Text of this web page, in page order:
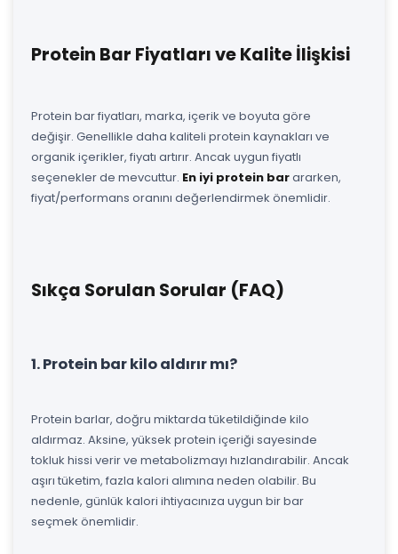
Protein Bar Fiyatları ve Kalite İlişkisi
Protein bar fiyatları, marka, içerik ve boyuta göre
değişir. Genellikle daha kaliteli protein kaynakları ve
organik içerikler, fiyatı artırır. Ancak uygun fiyatlı
seçenekler de mevcuttur. En iyi protein barararken,
fiyat/performans oranını değerlendirmek önemlidir.
Sıkça Sorulan Sorular (FAQ)
1. Protein bar kilo aldırır mı?
Protein barlar, doğru miktarda tüketildiğinde kilo
aldırmaz. Aksine, yüksek protein içeriği sayesinde
tokluk hissi verir ve metabolizmayı hızlandırabilir. Ancak
aşırı tüketim, fazla kalori alımına neden olabilir. Bu
nedenle, günlük kalori ihtiyacınıza uygun bir bar
seçmek önemlidir.